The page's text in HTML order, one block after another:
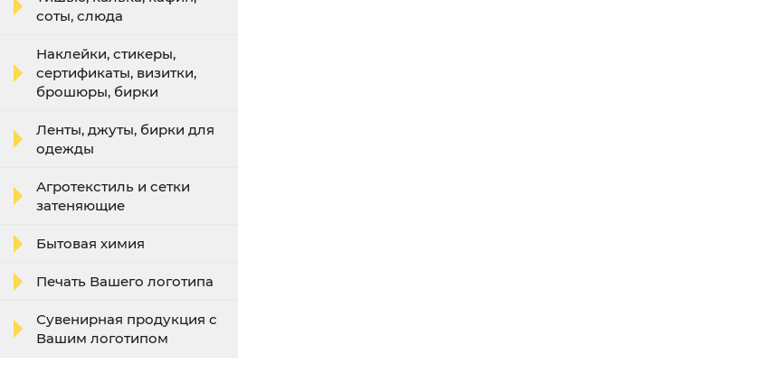
соты, слюда
Наклейки, стикеры,
сертификаты, визитки,
брошюры, бирки
Ленты, джуты, бирки для
одежды
Агротекстиль и сетки
затеняющие
Бытовая химия
Печать Вашего логотипа
Сувенирная продукция с
Вашим логотипом